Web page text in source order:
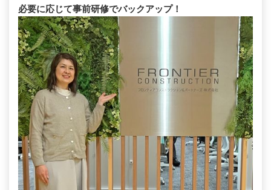
必要に応じて事前研修でバックアップ！